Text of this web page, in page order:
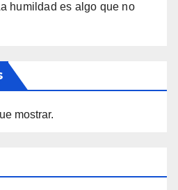
humildad es algo que no
mostrar.